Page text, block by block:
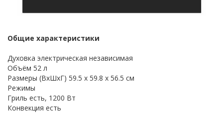
Общие характеристики
Духовка электрическая независимая
Объём 52 л
Размеры (ВхШхГ) 59.5 х 59.8 x 56.5 см
Режимы
Гриль есть, 1200 Вт
Конвекция есть